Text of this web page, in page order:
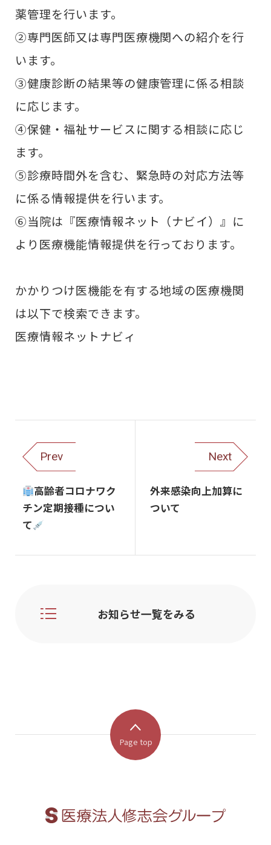
薬管理を行います。​
②専門医師又は専門医療機関への紹介を行
います。​
③健康診断の結果等の健康管理に係る相談
に応じます。​
④保健・福祉サービスに関する相談に応じ
ます。​
⑤診療時間外を含む、緊急時の対応方法等
に係る情報提供を行います。​
⑥当院は『医療情報ネット（ナビイ）』に
より医療機能情報提供を行っております。
かかりつけ医機能を有する地域の医療機関
は以下で検索できます。
医療情報ネットナビィ
Prev
高齢者コロナワク
チン定期接種につい
て
Next
外来感染向上加算に
ついて
お知らせ一覧をみる
Page top